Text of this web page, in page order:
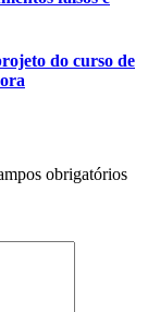
do curso de
obrigatórios